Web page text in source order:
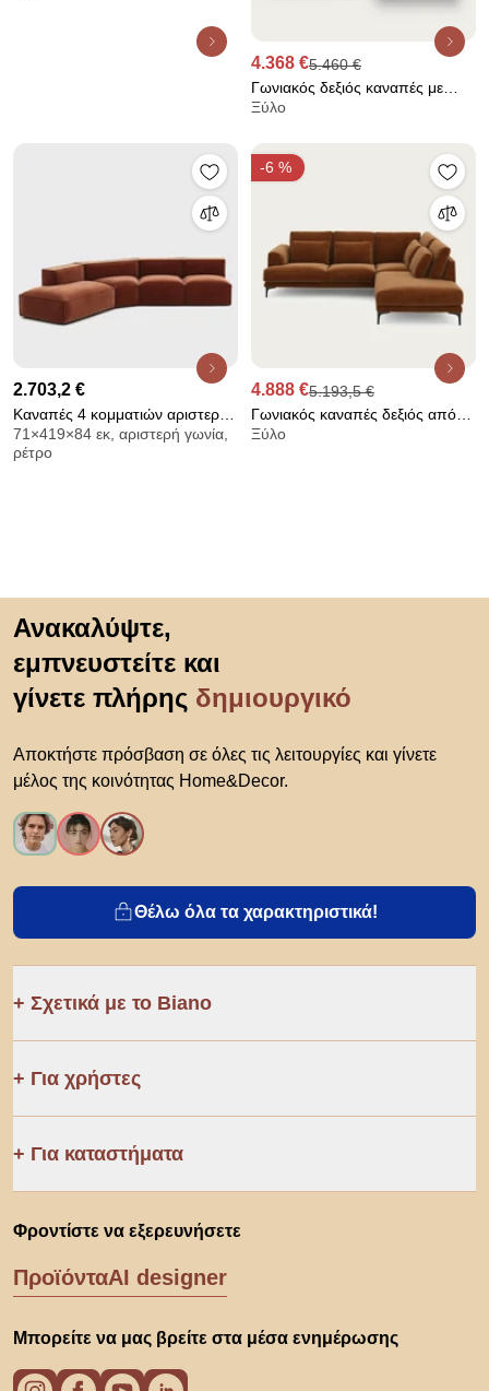
4.368 €5.460 €
Γωνιακός δεξιός καναπές με
βελούδινη ταπετσαρία, Marsile
Ξύλο
2.703,2 €
Καναπές 4 κομματιών αριστερής
γωνίας από βελούδο κοτλέ
vintage, Seven
71×419×84 εκ, αριστερή γωνία,
ρέτρο
-6 %
4.888 €5.193,5 €
Γωνιακός καναπές δεξιός από
βελούδινο chenille, Marsile
Ξύλο
Ανακαλύψτε,
εμπνευστείτε και
γίνετε πλήρης δημιουργικό
Αποκτήστε πρόσβαση σε όλες τις λειτουργίες και γίνετε
μέλος της κοινότητας Home&Decor.
Θέλω όλα τα χαρακτηριστικά!
Σχετικά με το Biano
Για χρήστες
Για καταστήματα
Φροντίστε να εξερευνήσετε
ΠροϊόνταAI designer
Μπορείτε να μας βρείτε στα μέσα ενημέρωσης